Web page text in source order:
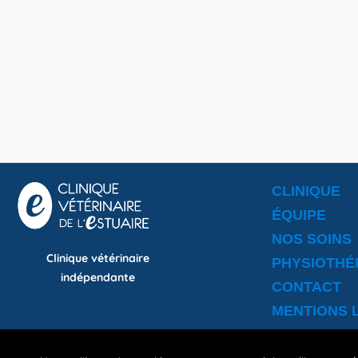
Clinique vétérinaire
indépendante
CLINIQUE
ÉQUIPE
NOS SOINS
CONTACT
MENTIONS